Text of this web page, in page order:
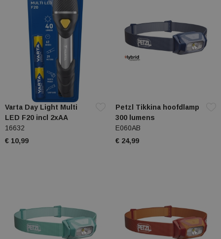
Varta Day Light Multi
LED F20 incl 2xAA
16632
€ 10,99
Petzl Tikkina hoofdlamp
300 lumens
E060AB
€ 24,99